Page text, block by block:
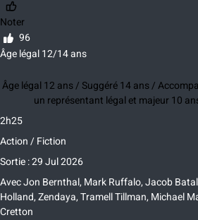
Noter
96
Âge légal 12/14 ans
Âge légal 12 ans / Suggéré 14 ans /
un représentant légal et majeur 10
2h25
Action / Fiction
Sortie : 29 Jul 2026
AvecJon Bernthal, Mark Ruffalo,Jacob
Holland,Zendaya,Tramell Tillman, Michael
Cretton